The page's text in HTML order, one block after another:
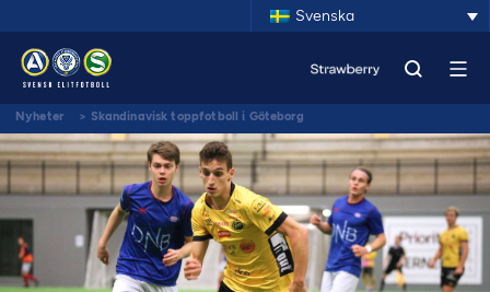
Svenska
Nyheter > Skandinavisk toppfotboll i Göteborg